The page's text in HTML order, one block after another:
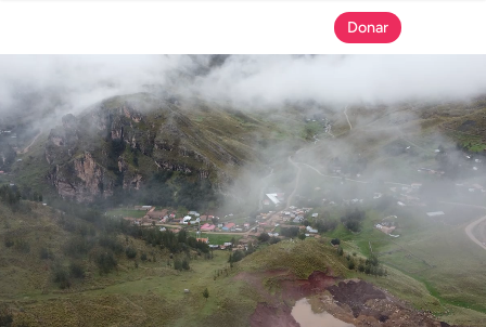
SECCIONES
Inicio
Noticias
Especiales
Donar